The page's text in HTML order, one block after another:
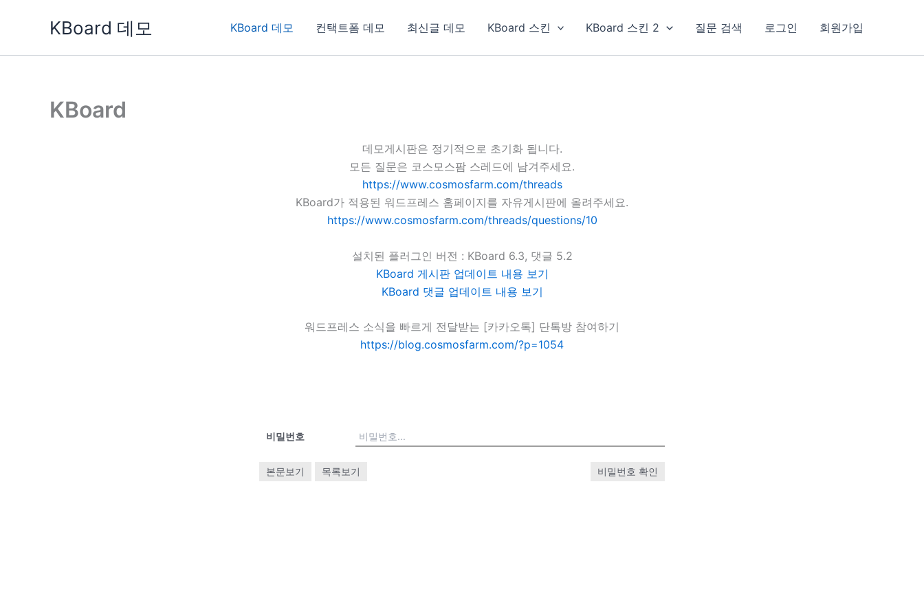
KBoard 데모 KBoard 데모 컨택트폼 데모 최신글 데모 KBoard 스킨 KBoard 스킨 2 질문 검색 로그인 회원가입
KBoard
데모게시판은 정기적으로 초기화 됩니다.
모든 질문은 코스모스팜 스레드에 남겨주세요.
https://www.cosmosfarm.com/threads
KBoard가 적용된 워드프레스 홈페이지를 자유게시판에 올려주세요.
https://www.cosmosfarm.com/threads/questions/10
설치된 플러그인 버전 : KBoard 6.3, 댓글 5.2
KBoard 게시판 업데이트 내용 보기
KBoard 댓글 업데이트 내용 보기
워드프레스 소식을 빠르게 전달받는 [카카오톡] 단톡방 참여하기
https://blog.cosmosfarm.com/?p=1054
비밀번호
본문보기 목록보기 비밀번호 확인